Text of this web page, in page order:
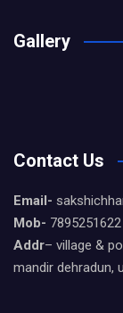
Gallery
Contact Us
Email-
Mob- 7895251622
Addr– village &
mandir dehradun,